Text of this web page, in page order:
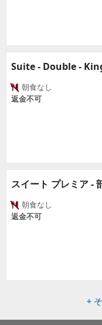
Suite - Double -
朝食なし
返金不可
スイート プレミア -
朝食なし
返金不可
+